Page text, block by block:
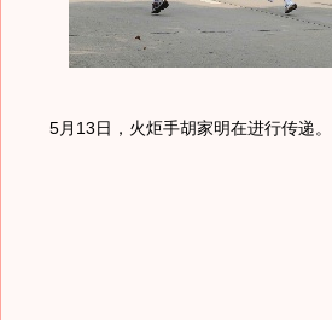
5月13日，火炬手胡家明在进行传递